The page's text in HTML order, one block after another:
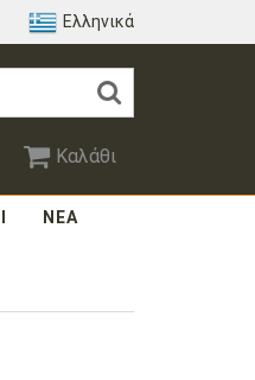
Ελληνικά
Καλάθι
ΝΕΑ